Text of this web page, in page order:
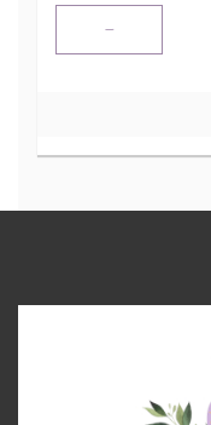
-